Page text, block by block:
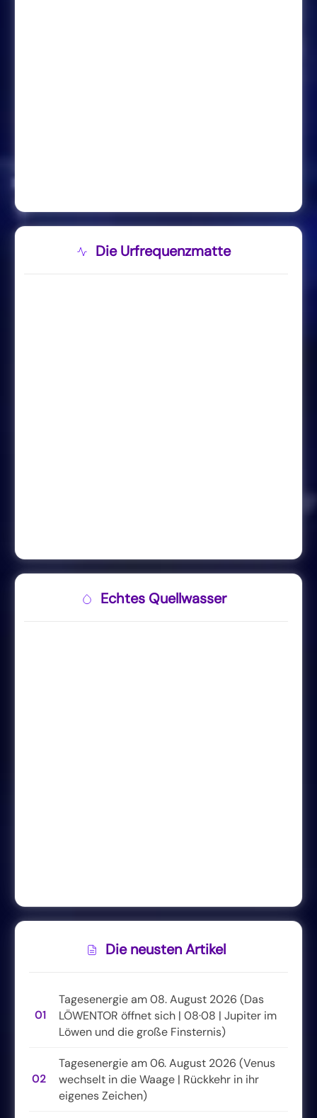
Die Urfrequenzmatte
Echtes Quellwasser
Die neusten Artikel
01
Tagesenergie am 08. August 2026 (Das
LÖWENTOR öffnet sich | 08·08 | Jupiter im
Löwen und die große Finsternis)
02
Tagesenergie am 06. August 2026 (Venus
wechselt in die Waage | Rückkehr in ihr
eigenes Zeichen)